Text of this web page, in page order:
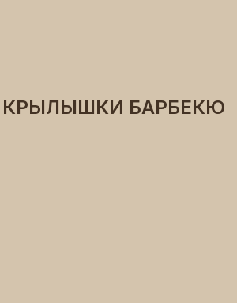
КРЫЛЫШКИ БАРБЕКЮ